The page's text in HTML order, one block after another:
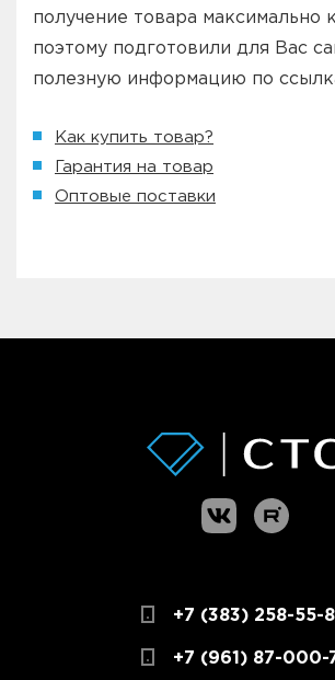
получение товара максимально
поэтому подготовили для Вас
полезную информацию по
Как купить товар?
Гарантия на товар
Оптовые поставки
+7 (383) 258-55-
+7 (961) 87-000-